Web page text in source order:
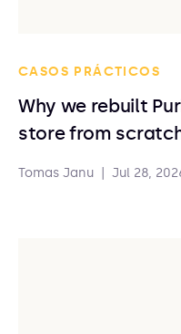
CASOS PRÁCTICOS
Why we rebuilt
store from
Tomas Janu Jul 28,